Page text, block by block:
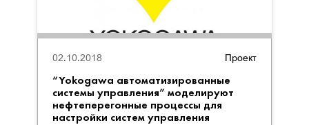
Проект
“Yokogawa автоматизированные
системы управления” моделируют
нефтеперегонные процессы для
настройки систем управления
02.10.2018